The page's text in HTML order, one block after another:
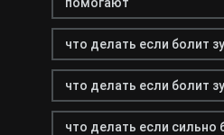
что делать если болит
что делать если болит
что делать если сильно